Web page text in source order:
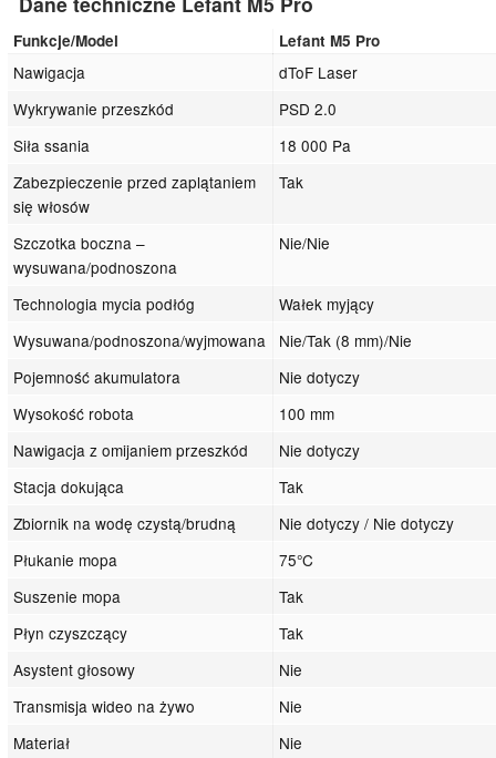
Funkcje/Model Lefant M5 Pro
Nawigacja
dToF Laser
Wykrywanie przeszkód
PSD 2.0
Siła ssania
18 000 Pa
Zabezpieczenie przed zaplątaniem
się włosów
Tak
Szczotka boczna –
wysuwana/podnoszona
Nie/Nie
Technologia mycia podłóg
Wałek myjący
Wysuwana/podnoszona/wyjmowana
Nie/Tak (8 mm)/Nie
Pojemność akumulatora
Nie dotyczy
Wysokość robota
100 mm
Nawigacja z omijaniem przeszkód
Nie dotyczy
Stacja dokująca
Tak
Zbiornik na wodę czystą/brudną
Nie dotyczy / Nie dotyczy
Płukanie mopa
75°C
Suszenie mopa
Tak
Płyn czyszczący
Tak
Asystent głosowy
Nie
Transmisja wideo na żywo
Nie
Materiał
Nie